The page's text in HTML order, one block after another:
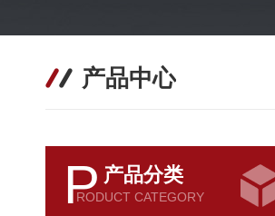
产品中心
P 产品分类
RODUCT CATEGORY